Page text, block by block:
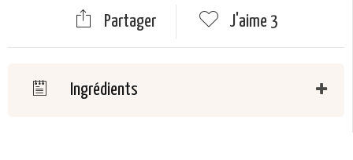
Partager J'aime 3
Ingrédients